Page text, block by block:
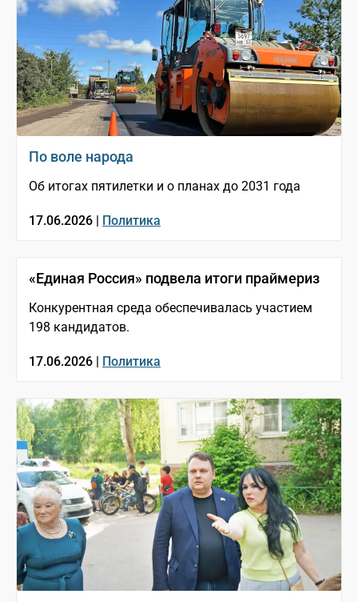
По воле народа
Об итогах пятилетки и о планах до 2031 года
17.06.2026 | Политика
«Единая Россия» подвела итоги праймериз
Конкурентная среда обеспечивалась участием
198 кандидатов.
17.06.2026 | Политика